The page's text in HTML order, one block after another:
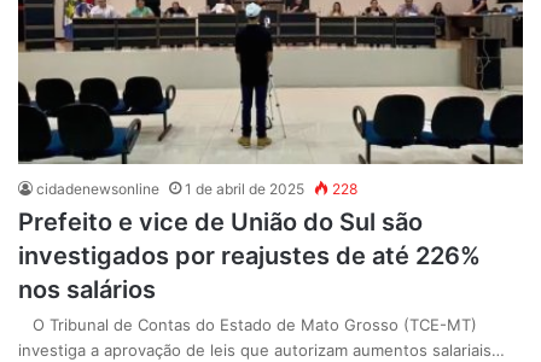
cidadenewsonline 1 de abril de 2025 228
Prefeito e vice de União do Sul são
investigados por reajustes de até 226%
nos salários
O Tribunal de Contas do Estado de Mato Grosso (TCE-MT)
investiga a aprovação de leis que autorizam aumentos salariais…